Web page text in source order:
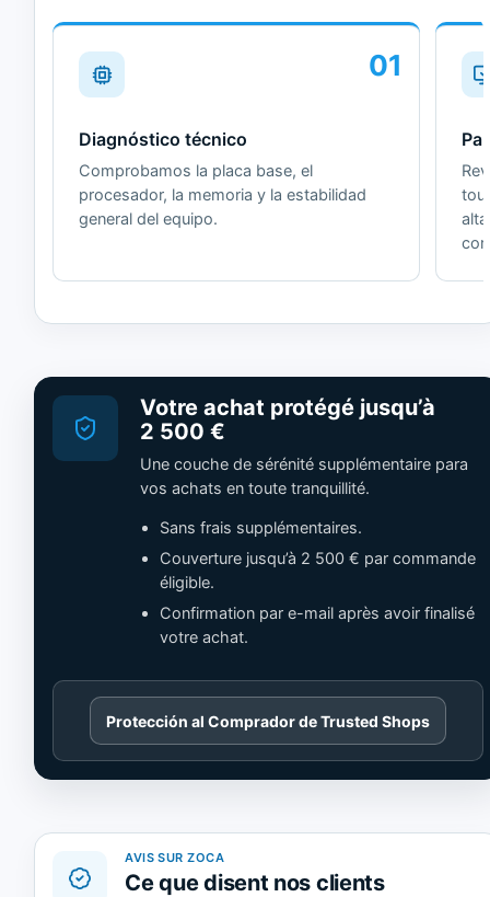
01
Diagnóstico técnico
Comprobamos la placa base, el
procesador, la memoria y la estabilidad
general del equipo.
Votre achat protégé jusqu’à
2 500 €
Une couche de sérénité supplémentaire para
vos achats en toute tranquillité.
Sans frais supplémentaires.
Couverture jusqu’à 2 500 € par commande
éligible.
Confirmation par e-mail après avoir finalisé
votre achat.
Cargando
contenido
de
Trusted
Protección al Comprador de Trusted Shops
AVIS SUR ZOCA
Ce que disent nos clients